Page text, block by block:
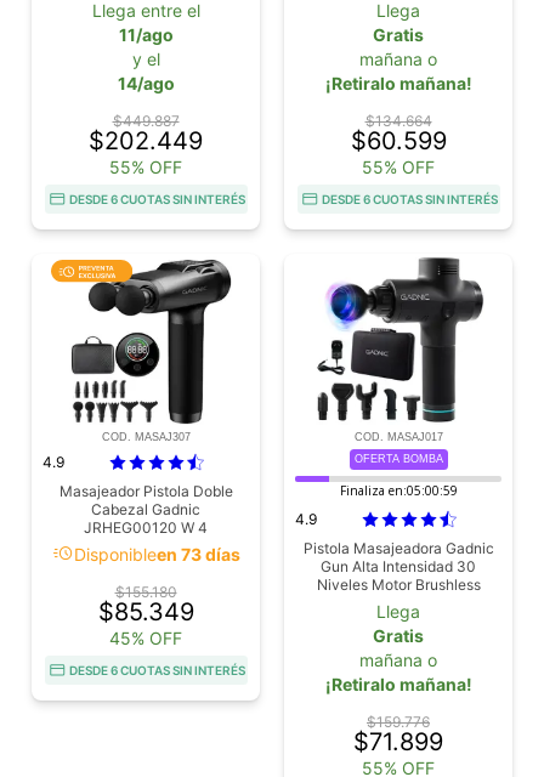
Llega entre el
11/ago
y el
14/ago
$449.887
$202.449
55% OFF
DESDE 6 CUOTAS SIN INTERÉS
Llega
Gratis
mañana o
¡Retiralo mañana!
$134.664
$60.599
55% OFF
DESDE 6 CUOTAS SIN INTERÉS
COD. MASAJ307
4.9
Masajeador Pistola Doble
Cabezal Gadnic
JRHEG00120 W 4
Velocidades 6 Cabezales
Pantalla Digital Batería
2500mAh Pantalla LED
acuteDisponibleen 73 días
$155.180
$85.349
45% OFF
DESDE 6 CUOTAS SIN INTERÉS
COD. MASAJ017
OFERTA BOMBA
Finaliza en:05:00:58
4.9
Pistola Masajeadora Gadnic
Gun Alta Intensidad 30
Niveles Motor Brushless
Batería 2400 mAh 3000 RPM
36 W
Llega
Gratis
mañana o
¡Retiralo mañana!
$159.776
$71.899
55% OFF